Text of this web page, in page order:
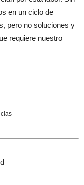
en un ciclo de
pero no soluciones y
requiere nuestro